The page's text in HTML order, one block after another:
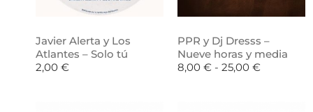
Javier Alerta y Los
Atlantes – Solo tú
2,00 €
PPR y Dj Dresss –
Nueve horas y media
8,00 € - 25,00 €